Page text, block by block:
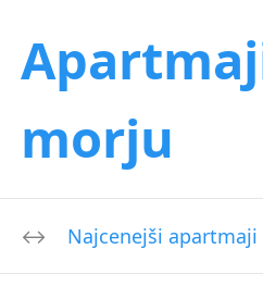
morju
Najcenejši apartmaji